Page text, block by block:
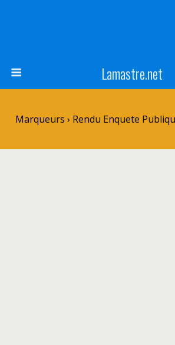
Lamastre.net
Marqueurs › Rendu Enquete